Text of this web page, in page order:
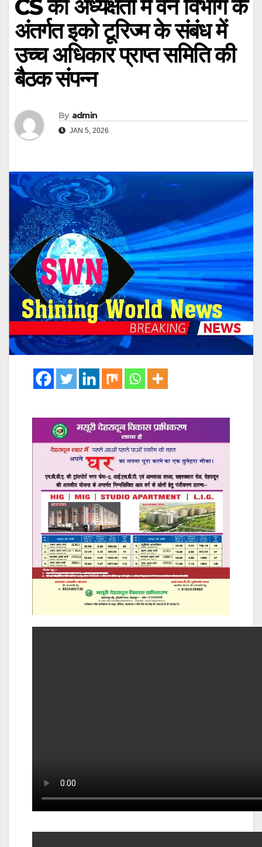
CS की अध्यक्षता में वन विभाग के
अंतर्गत इको टूरिज्म के संबंध में
उच्च अधिकार प्राप्त समिति की
बैठक संपन्न
By admin
JAN 5, 2026